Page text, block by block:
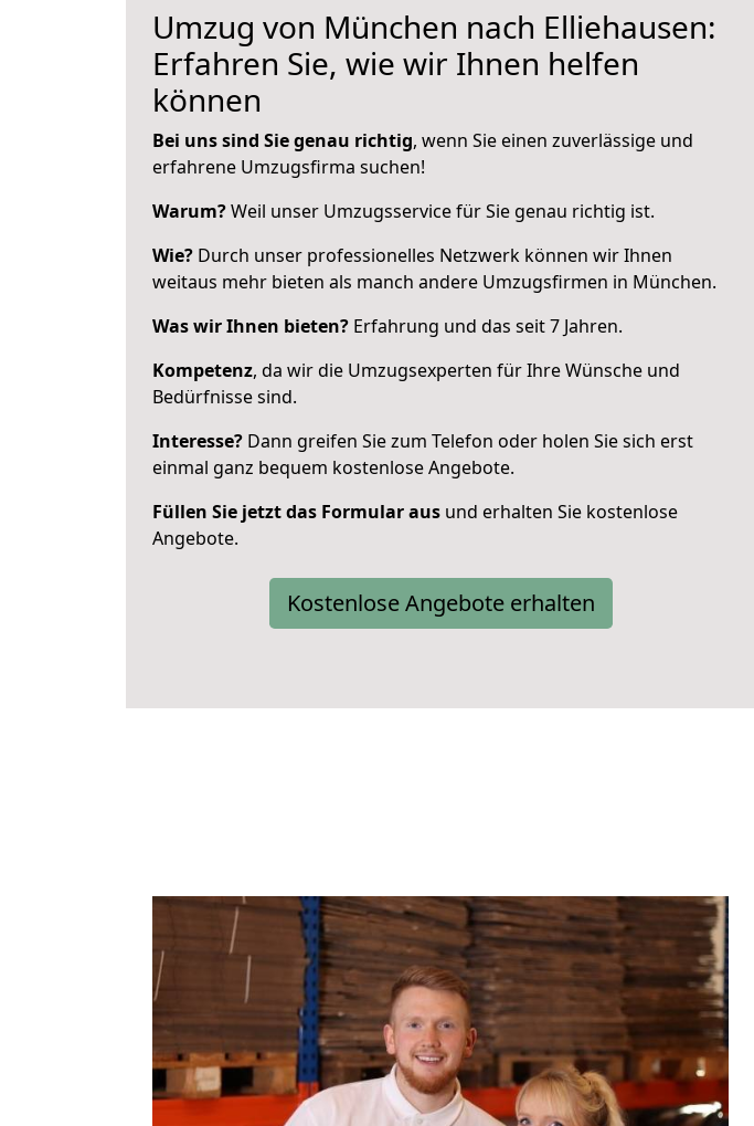
Umzug von München nach Elliehausen:
Erfahren Sie, wie wir Ihnen helfen
können
Bei uns sind Sie genau richtig, wenn Sie einen zuverlässige und
erfahrene Umzugsfirma suchen!
Warum?Weil unser Umzugsservice für Sie genau richtig ist.
Wie? Durch unser professionelles Netzwerk können wir Ihnen
weitaus mehr bieten als manch andere Umzugsfirmen in München.
Was wir Ihnen bieten? Erfahrung und das seit 7 Jahren.
Kompetenz, da wir die Umzugsexperten für Ihre Wünsche und
Bedürfnisse sind.
Interesse? Dann greifen Sie zum Telefon oder holen Sie sich erst
einmal ganz bequem kostenlose Angebote.
Füllen Sie jetzt das Formular aus und erhalten Sie kostenlose
Angebote.
Kostenlose Angebote erhalten